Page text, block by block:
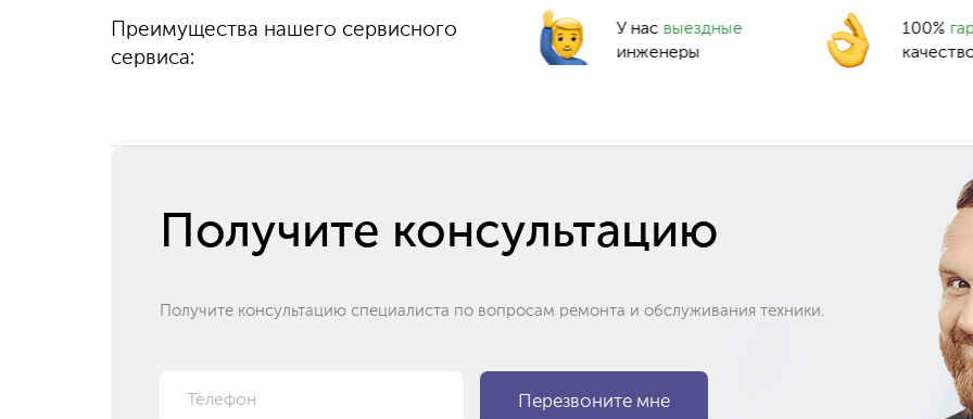
Преимущества нашего сервисного
сервиса:
гарантируем
качество
выполняем быстро
У нас выездные
инженеры
100%
Получите консультацию
Получите консультацию специалиста по вопросам ремонта и обслуживания техники.